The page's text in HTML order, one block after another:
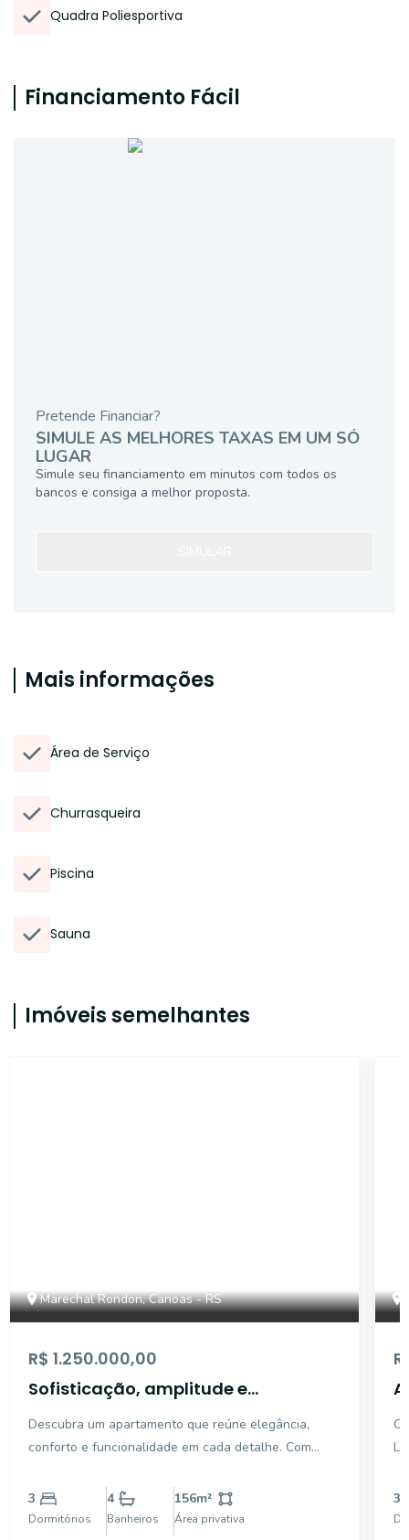
Quadra Poliesportiva
Financiamento Fácil
Pretende Financiar?
SIMULE AS MELHORES TAXAS EM UM SÓ
LUGAR
Simule seu financiamento em minutos com todos os
bancos e consiga a melhor proposta.
Mais informações
Área de Serviço
Churrasqueira
Piscina
Sauna
Imóveis semelhantes
Marechal Rondon, Canoas - RS
R$ 1.250.000,00
Sofisticação, amplitude e
endereços de Canoas
Descubra um apartamento que reúne elegância,
conforto e funcionalidade em cada detalhe. Com
para quem valoriza espaços amplos, acabamentos de
qualidade e um estilo de vida diferenciado.
3
Dormitórios
4
Banheiros
156m²
Área privativa
1
3